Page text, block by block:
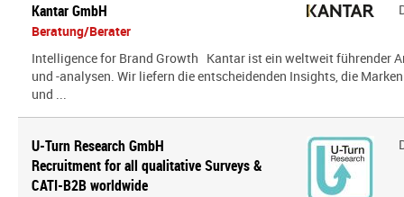
Kantar GmbH
Beratung/Berater
Intelligence for Brand Growth Kantar ist ein weltweit führender
und -analysen. Wir liefern die entscheidenden Insights, die
und ...
U-Turn Research GmbH
Recruitment for all qualitative Surveys &
CATI-B2B worldwide